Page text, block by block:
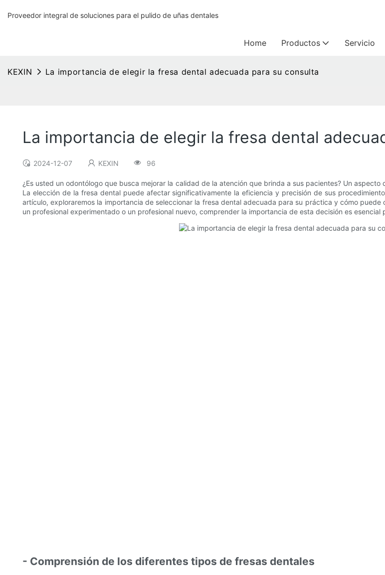
Proveedor integral de soluciones para el pulido de uñas dentales
Home Productos Servicio
KEXIN La importancia de elegir la fresa dental adecuada para su consulta
La importancia de elegir la fresa dental
2024-12-07 KEXIN 96
¿Es usted un odontólogo que busca mejorar la calidad de la atención que brinda a sus pacientes? Un
La elección de la fresa dental puede afectar significativamente la eficiencia y precisión de sus
artículo, exploraremos la importancia de seleccionar la fresa dental adecuada para su práctica y cómo
un profesional experimentado o un profesional nuevo, comprender la importancia de esta decisión es
- Comprensión de los diferentes tipos de fresas dentales